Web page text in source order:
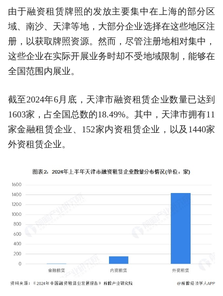
由于融资租赁牌照的发放主要集中在上海的部分区
域、南沙、天津等地，大部分企业选择在这些地区注
册，以获取牌照资源。然而，尽管注册地相对集中，
这些企业在实际开展业务时却不受地域限制，能够在
全国范围内展业。
截至2024年6月底，天津市融资租赁企业数量已达到
1603家，占全国总数的18.49%。其中，天津市拥有11
家金融租赁企业、152家内资租赁企业，以及1440家
外资租赁企业。